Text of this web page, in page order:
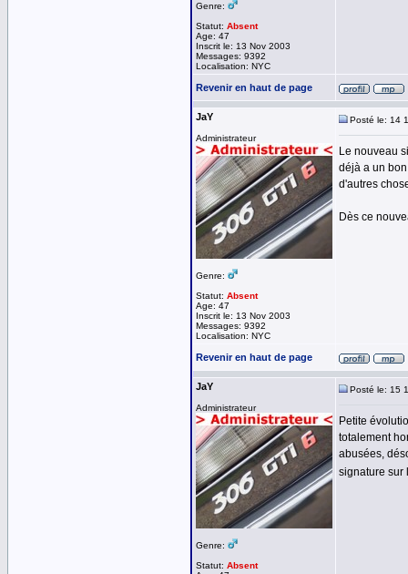
Genre:
Statut: Absent
Age: 47
Inscrit le: 13 Nov 2003
Messages: 9392
Localisation: NYC
Revenir en haut de page
JaY
Administrateur
Genre:
Statut: Absent
Age: 47
Inscrit le: 13 Nov 2003
Messages: 9392
Localisation: NYC
Posté le: 14
Le nouveau
déjà a un
d'autres
Dès ce
Revenir en haut de page
JaY
Administrateur
Genre:
Statut: Absent
Posté le: 15
Petite
totalement
abusées,
signature sur